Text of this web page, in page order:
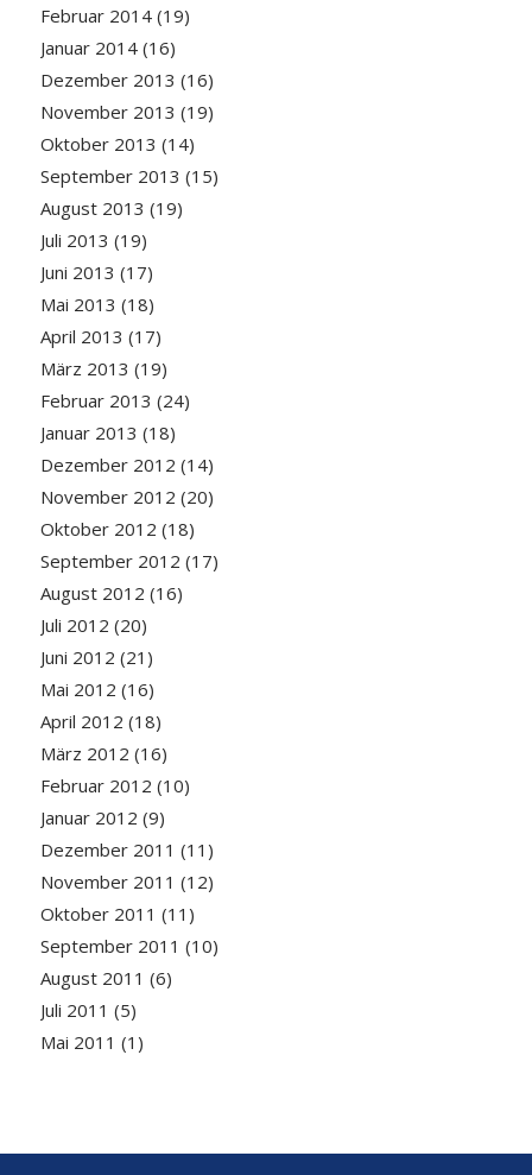
Februar 2014(19)
Januar 2014(16)
Dezember 2013 (16)
November 2013 (19)
Oktober 2013 (14)
September 2013 (15)
August 2013 (19)
Juli 2013 (19)
Juni 2013 (17)
Mai 2013 (18)
April 2013 (17)
März 2013 (19)
Februar 2013 (24)
Januar 2013 (18)
Dezember 2012 (14)
November 2012 (20)
Oktober 2012 (18)
September 2012 (17)
August 2012 (16)
Juli 2012 (20)
Juni 2012 (21)
Mai 2012 (16)
April 2012 (18)
März 2012 (16)
Februar 2012 (10)
Januar 2012 (9)
Dezember 2011 (11)
November 2011 (12)
Oktober 2011 (11)
September 2011 (10)
August 2011 (6)
Juli 2011 (5)
Mai 2011 (1)